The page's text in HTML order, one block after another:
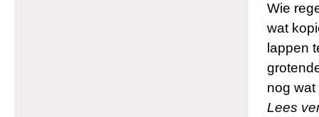
Wie
wat
lappen
nog
Lees